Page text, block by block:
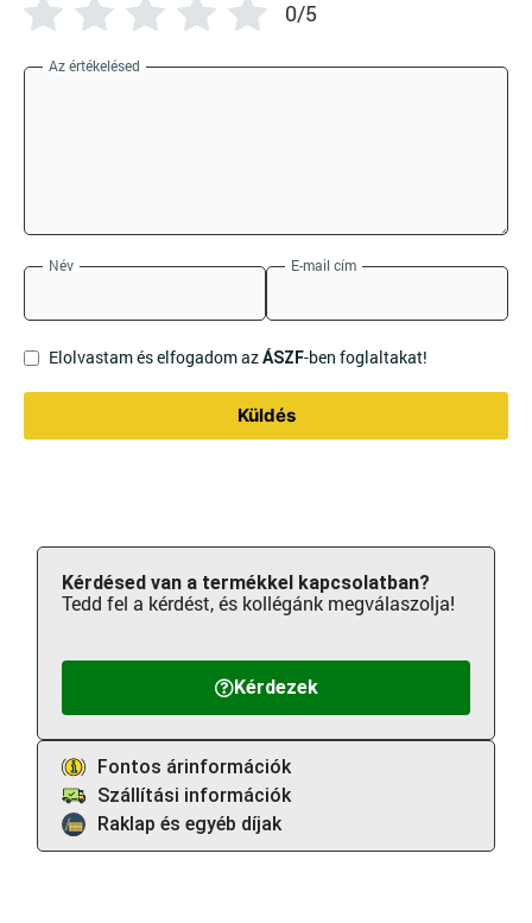
0/5
Az értékelésed
Név E-mail cím
Elolvastam és elfogadom azÁSZF-ben foglaltakat!
Küldés
Kérdezek
Kérdésed van a termékkel kapcsolatban?
Tedd fel a kérdést, és kollégánk megválaszolja!
Fontos árinformációk
Szállítási információk
Raklap és egyéb díjak